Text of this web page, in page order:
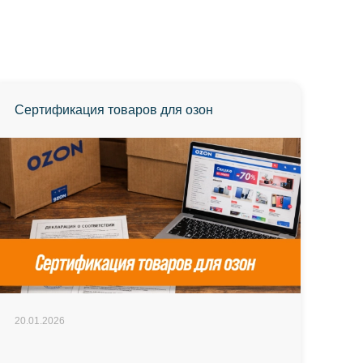
Сертификация товаров для озон
20.01.2026